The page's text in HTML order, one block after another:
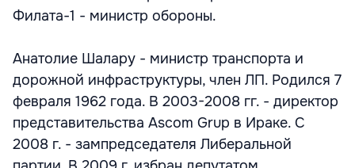
Филата-1 - министр обороны.
Анатолие Шалару - министр транспорта и
дорожной инфраструктуры, член ЛП. Родился 7
февраля 1962 года. В 2003-2008 гг. - директор
представительства Ascom Grup в Ираке. С
2008 г. - зампредседателя Либеральной